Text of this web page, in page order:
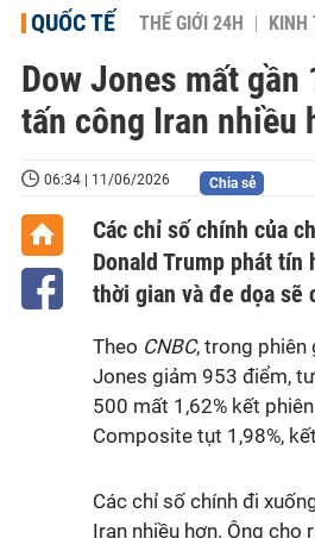
QUỐC TẾ THẾ GIỚI 24H KINH
Dow Jones mất
tấn công Iran nhiều
06:34 | 11/06/2026 Chia sẻ
Các chỉ số chính của
Donald Trump phát tín
thời gian và đe dọa sẽ
Theo CNBC, trong phiên
Jones giảm 953 điểm,
500 mất 1,62% kết
Composite tụt 1,98%,
Các chỉ số chính đi
Iran nhiều hơn. Ông cho